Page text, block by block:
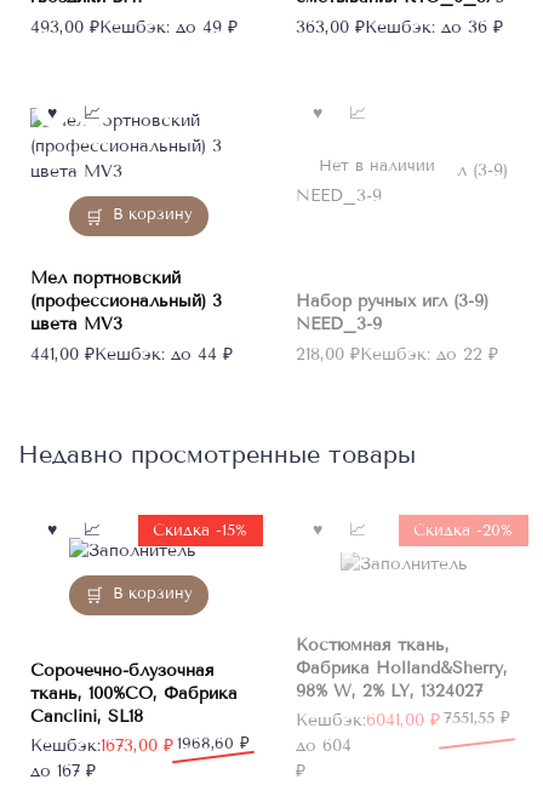
493,00 ₽Кешбэк: до 49 ₽
363,00 ₽Кешбэк: до 36 ₽
В корзину
Мел портновский
(профессиональный) 3
цвета MV3
441,00 ₽Кешбэк: до 44 ₽
Нет в наличии
Набор ручных игл (3-9)
NEED_3-9
218,00 ₽Кешбэк: до 22 ₽
Недавно просмотренные товары
В корзину
Скидка -15%
Сорочечно-блузочная
ткань, 100%CO, Фабрика
Canclini, SL18
1968,60 ₽
Первоначальная
цена
1673,00 ₽
Текущая
цена:
Кешбэк:
до 167 ₽
Нет в
наличииСкидка -20%
Костюмная ткань,
Фабрика Holland&Sherry,
98% W, 2% LY, 1324027
7551,55 ₽
Первоначальная
цена
составляла
6041,00 ₽
Текущая
цена:
6041,00 ₽.
Кешбэк:
до 604
₽